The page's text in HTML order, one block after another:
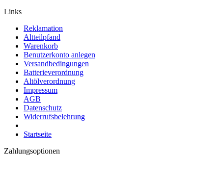
Links
Reklamation
Altteilpfand
Warenkorb
Benutzerkonto anlegen
Versandbedingungen
Batterieverordnung
Altölverordnung
Impressum
AGB
Datenschutz
Widerrufsbelehrung
Startseite
Zahlungsoptionen